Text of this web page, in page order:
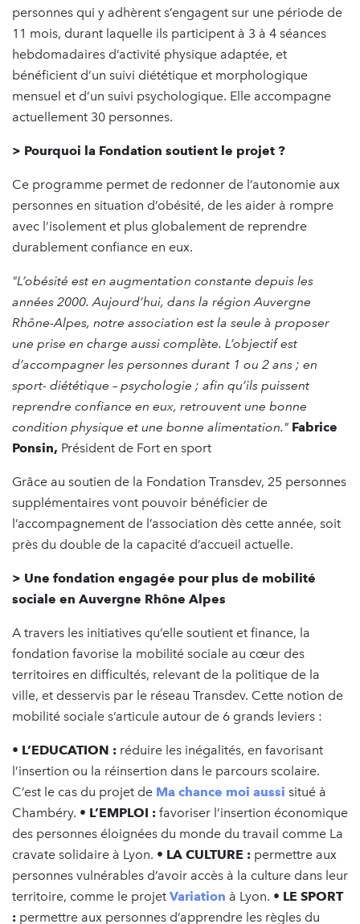
personnes qui y adhèrent s’engagent sur une période de
11 mois, durant laquelle ils participent à 3 à 4 séances
hebdomadaires d’activité physique adaptée, et
bénéficient d’un suivi diététique et morphologique
mensuel et d’un suivi psychologique. Elle accompagne
actuellement 30 personnes.
> Pourquoi la Fondation soutient le projet ?
Ce programme permet de redonner de l’autonomie aux
personnes en situation d’obésité, de les aider à rompre
avec l’isolement et plus globalement de reprendre
durablement confiance en eux.
"L’obésité est en augmentation constante depuis les
années 2000. Aujourd’hui, dans la région Auvergne
Rhône-Alpes, notre association est la seule à proposer
une prise en charge aussi complète. L’objectif est
d’accompagner les personnes durant 1 ou 2 ans ; en
sport- diététique – psychologie ; afin qu’ils puissent
reprendre confiance en eux, retrouvent une bonne
condition physique et une bonne alimentation." Fabrice
Ponsin, Président de Fort en sport
Grâce au soutien de la Fondation Transdev, 25 personnes
supplémentaires vont pouvoir bénéficier de
l’accompagnement de l’association dès cette année, soit
près du double de la capacité d’accueil actuelle.
> Une fondation engagée pour plus de mobilité
sociale en Auvergne Rhône Alpes
A travers les initiatives qu’elle soutient et finance, la
fondation favorise la mobilité sociale au cœur des
territoires en difficultés, relevant de la politique de la
ville, et desservis par le réseau Transdev. Cette notion de
mobilité sociale s’articule autour de 6 grands leviers :
• L’EDUCATION : réduire les inégalités, en favorisant
l’insertion ou la réinsertion dans le parcours scolaire.
C’est le cas du projet de Ma chance moi aussi situé à
Chambéry. • L’EMPLOI : favoriser l’insertion économique
des personnes éloignées du monde du travail comme La
cravate solidaire à Lyon. • LA CULTURE : permettre aux
personnes vulnérables d’avoir accès à la culture dans leur
territoire, comme le projet Variation à Lyon. • LE SPORT
: permettre aux personnes d’apprendre les règles du